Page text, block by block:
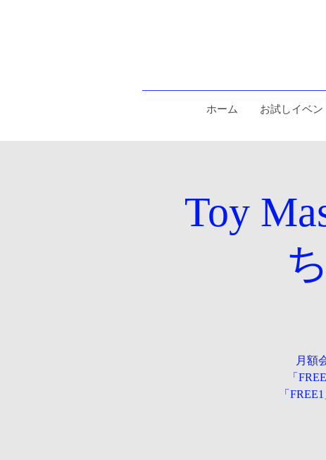
ホーム お試しイベン
Toy
月額
「
「